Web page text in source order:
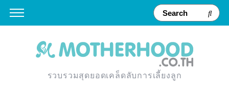
รวบรวมสุดยอดเคล็ดลับการเลี้ยงลูก